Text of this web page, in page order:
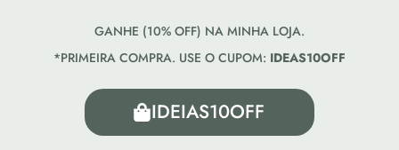
GANHE (10% OFF) NA MINHA LOJA.
*PRIMEIRA COMPRA. USE O CUPOM: IDEAS10OFF
IDEIAS10OFF